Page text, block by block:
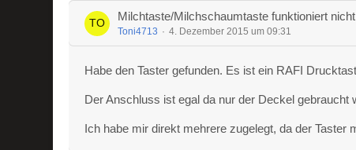
Milchtaste/Milchschaumtaste funktioniert
Toni4713 4. Dezember 2015 um 09:31
Habe den Taster gefunden. Es ist ein RAFI
Der Anschluss ist egal da nur der Deckel gebraucht
Ich habe mir direkt mehrere zugelegt, da der Taster